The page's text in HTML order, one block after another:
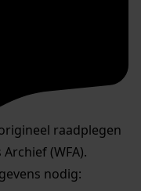
raadplegen
(WFA).
nodig: